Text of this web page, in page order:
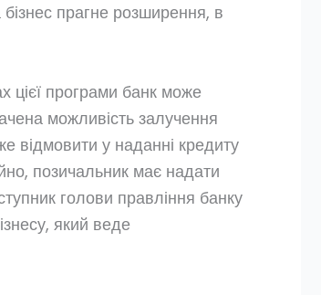
прагне розширення, в
цієї програми банк може
можливість залучення
відмовити у наданні кредиту
позичальник має надати
голови правління банку
який веде